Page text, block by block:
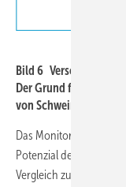
Bild 6
Der Grund für die
von Schweißrobotern
Das Monitoring der
Potenzial der träge
Vergleich zu den eher